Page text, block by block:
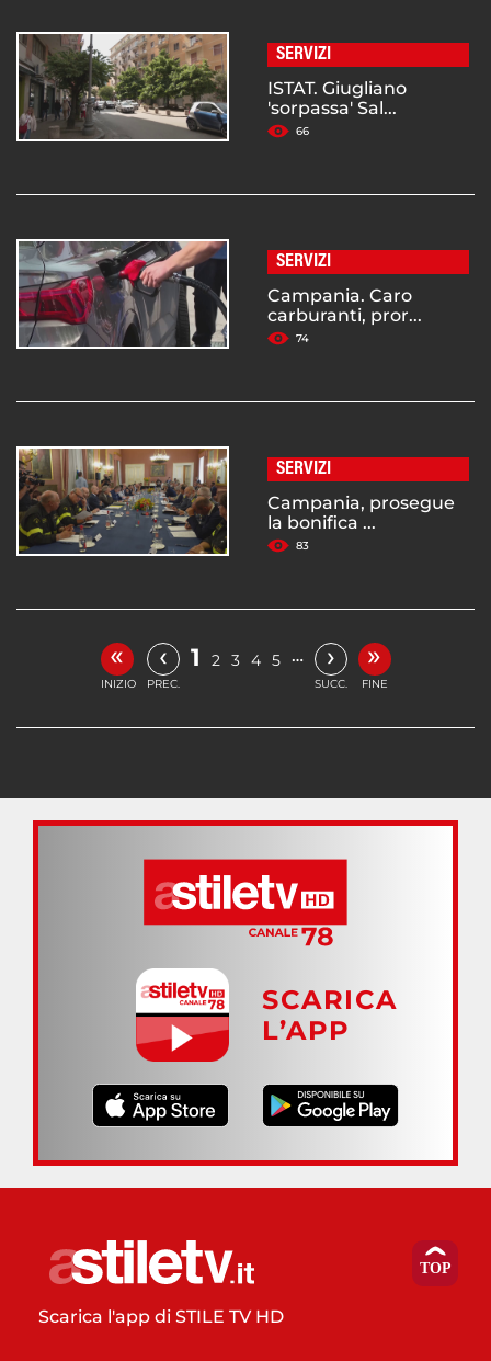
SERVIZI
ISTAT. Giugliano
'sorpassa' Sal...
66
SERVIZI
Campania. Caro
carburanti, pror...
74
SERVIZI
Campania, prosegue
la bonifica ...
83
«
INIZIO
‹
PREC.
1 2 3 4 5 … ›
SUCC.
»
FINE
SCARICA
L’APP
Scarica l'app di STILE TV HD